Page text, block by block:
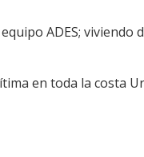
ADES; viviendo
en toda la costa